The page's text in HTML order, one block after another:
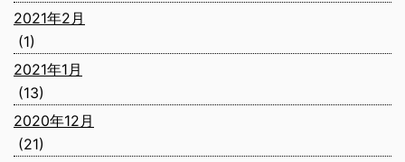
2021年2月
(1)
2021年1月
(13)
2020年12月
(21)